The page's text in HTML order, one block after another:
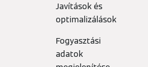
Javítások és
optimalizálások
Fogyasztási
adatok